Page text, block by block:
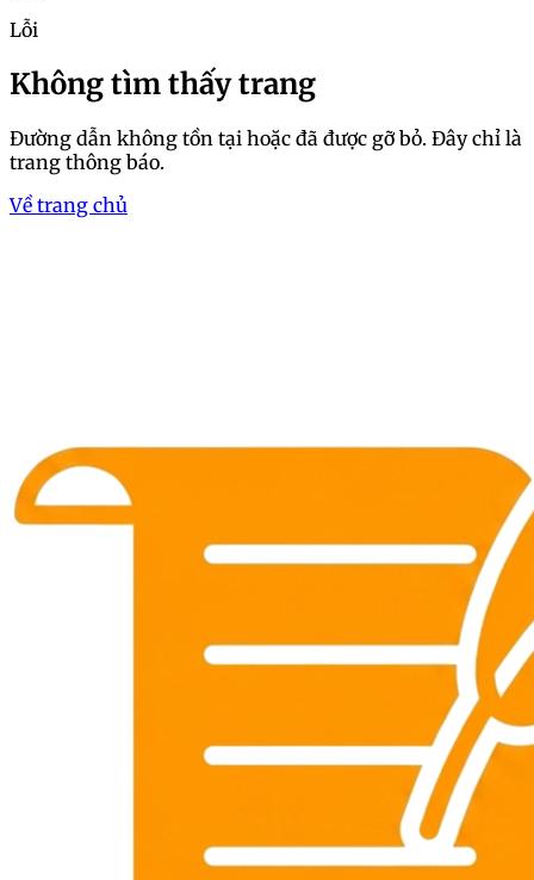
Lỗi
Không tìm thấy trang
Đường dẫn không tồn tại hoặc đã được gỡ bỏ. Đây chỉ là
trang thông báo.
Về trang chủ
Đọc Giả